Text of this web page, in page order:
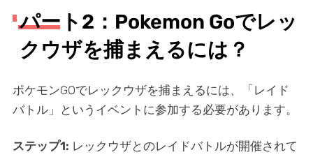
パート2：Pokemon Goでレッ
クウザを捕まえるには？
ポケモンGOでレックウザを捕まえるには、「レイド
バトル」というイベントに参加する必要があります。
ステップ1: レックウザとのレイドバトルが開催されて